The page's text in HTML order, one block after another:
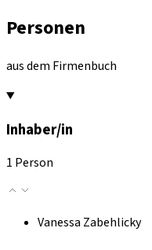
Personen
aus dem Firmenbuch
Inhaber/in
1 Person
Vanessa Zabehlicky